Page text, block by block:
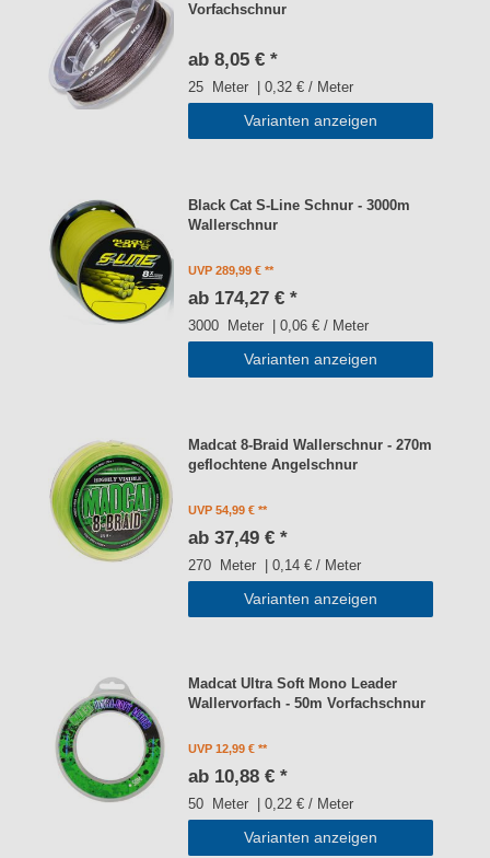
Vorfachschnur
ab 8,05 € *
25 Meter | 0,32 € / Meter
Varianten anzeigen
Black Cat S-Line Schnur - 3000m
Wallerschnur
UVP 289,99 €
ab 174,27 € *
3000 Meter | 0,06 € / Meter
Varianten anzeigen
Madcat 8-Braid Wallerschnur - 270m
geflochtene Angelschnur
UVP 54,99 €
ab 37,49 € *
270 Meter | 0,14 € / Meter
Varianten anzeigen
Madcat Ultra Soft Mono Leader
Wallervorfach - 50m Vorfachschnur
UVP 12,99 €
ab 10,88 € *
50 Meter | 0,22 € / Meter
Varianten anzeigen